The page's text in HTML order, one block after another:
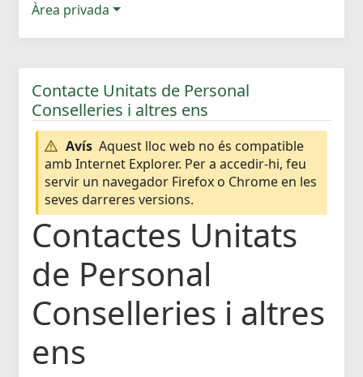
Àrea privada
Contacte Unitats de Personal
Conselleries i altres ens
Avís Aquest lloc web no és compatible
amb Internet Explorer. Per a accedir-hi, feu
servir un navegador Firefox o Chrome en les
seves darreres versions.
Contactes Unitats
de Personal
Conselleries i altres
ens